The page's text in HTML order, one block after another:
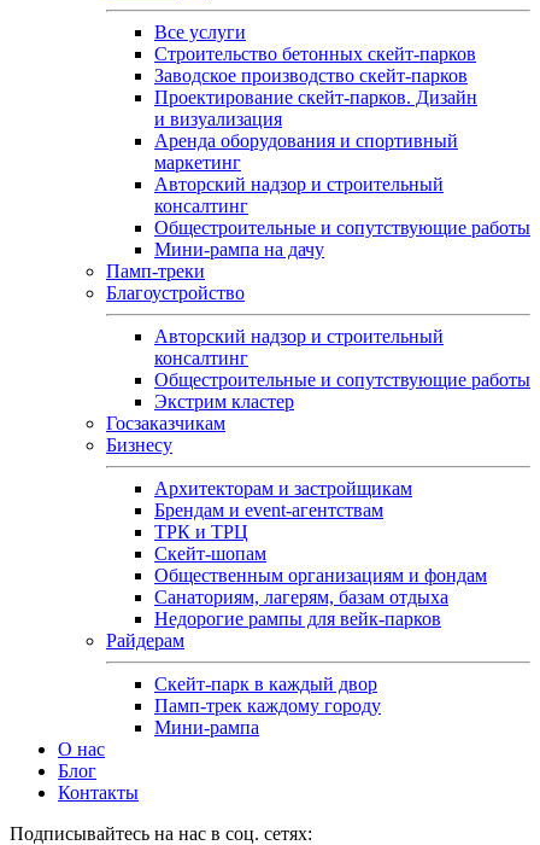
Все услуги
Строительство бетонных скейт-парков
Заводское производство скейт-парков
Проектирование скейт-парков. Дизайн
и визуализация
Аренда оборудования и спортивный
маркетинг
Авторский надзор и строительный
консалтинг
Общестроительные и сопутствующие работы
Мини-рампа на дачу
Памп‑треки
Благоустройство
Авторский надзор и строительный
консалтинг
Общестроительные и сопутствующие работы
Экстрим кластер
Госзаказчикам
Бизнесу
Архитекторам и застройщикам
Брендам и event-агентствам
ТРК и ТРЦ
Скейт-шопам
Общественным организациям и фондам
Санаториям, лагерям, базам отдыха
Недорогие рампы для вейк-парков
Райдерам
Скейт-парк в каждый двор
Памп-трек каждому городу
Мини-рампа
О нас
Блог
Контакты
Подписывайтесь на нас в соц. сетях: